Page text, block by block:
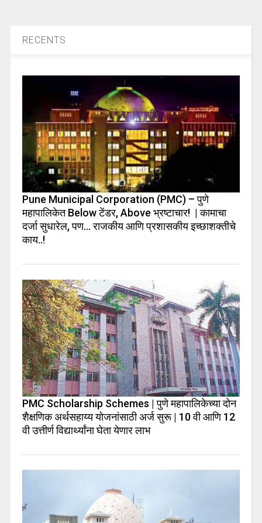
RECENTS
Pune Municipal Corporation (PMC) – पुणे
महापालिकेत Below टेंडर, Above भ्रष्टाचार! | कामाचा
दर्जा सुधारेल, पण… राजकीय आणि प्रशासकीय इच्छाशक्तीचे
काय..!
PMC Scholarship Schemes | पुणे महापालिकेच्या दोन
शैक्षणिक अर्थसहाय्य योजनांसाठी अर्ज सुरू | 10 वी आणि 12
वी उत्तीर्ण विद्यार्थ्यांना घेता येणार लाभ